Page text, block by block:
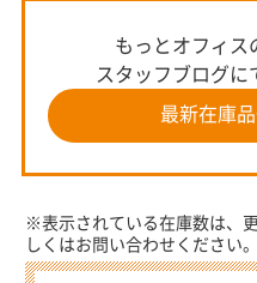
もっとオフィス
スタッフブログに
最新在庫
※表示されている在庫数は、
しくはお問い合わせください。